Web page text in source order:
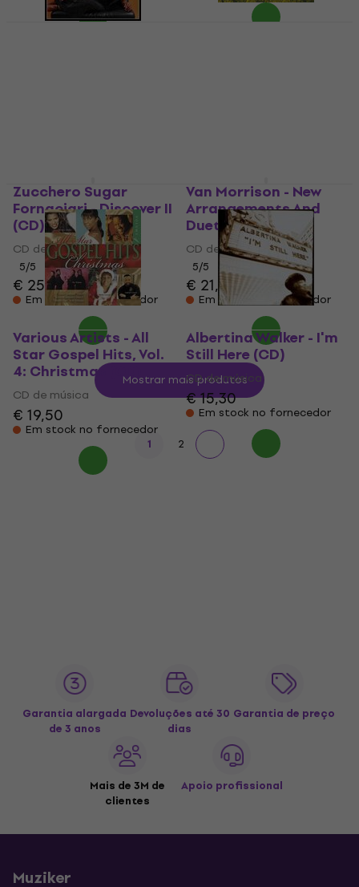
Zucchero Sugar
Fornaciari - Discover II
(CD)
CD de música
5/5
€ 25,10
Em stock no fornecedor
Van Morrison - New
Arrangements And
Duets (CD)
CD de música
5/5
€ 21,90
Em stock no fornecedor
Various Artists - All
Star Gospel Hits, Vol.
4: Christmas (CD)
CD de música
€ 19,50
Em stock no fornecedor
Albertina Walker - I'm
Still Here (CD)
CD de música
€ 15,30
Em stock no fornecedor
Mostrar mais produtos
1 2
Garantia alargada
de 3 anos
Devoluções até 30
dias
Garantia de preço
Mais de 3M de
clientes
Apoio profissional
Muziker